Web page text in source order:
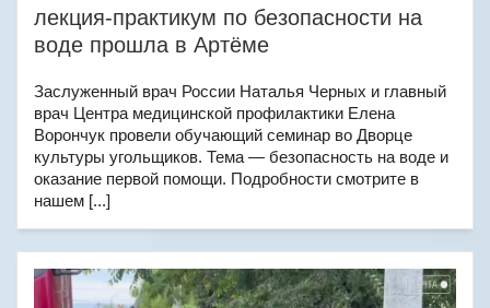
лекция-практикум по безопасности на
воде прошла в Артёме
Заслуженный врач России Наталья Черных и главный
врач Центра медицинской профилактики Елена
Ворончук провели обучающий семинар во Дворце
культуры угольщиков. Тема — безопасность на воде и
оказание первой помощи. Подробности смотрите в
нашем [...]